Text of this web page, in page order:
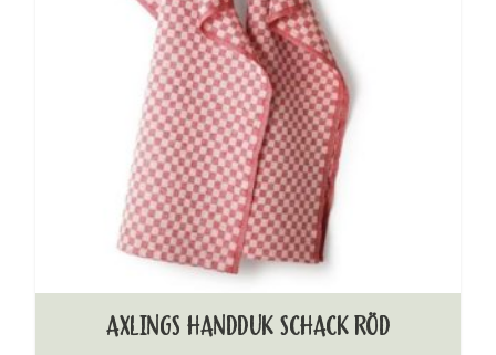
AXLINGS HANDDUK SCHACK RÖD